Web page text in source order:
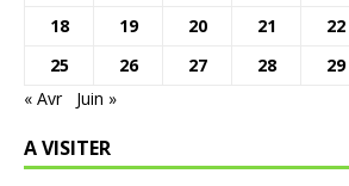
18
19 20 21 22
25
26 27 28 29
« Avr
Juin »
A VISITER